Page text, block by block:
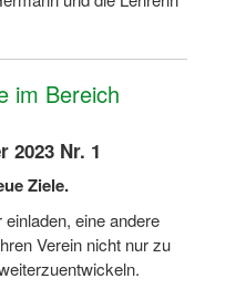
im Bereich
2023 Nr. 1
Ziele.
eine andere
Verein nicht nur zu